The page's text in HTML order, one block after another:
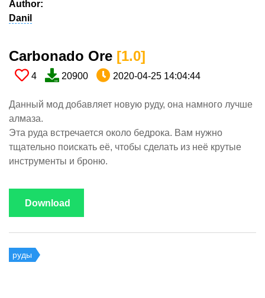
Author:
Danil
Carbonado Ore​ [1.0​]
4 20900 2020-04-25 14:04:44
Данный мод добавляет новую руду, она намного лучше
алмаза.
Эта руда встречается около бедрока. Вам нужно
тщательно поискать её, чтобы сделать из неё крутые
инструменты и броню.
Download
руды